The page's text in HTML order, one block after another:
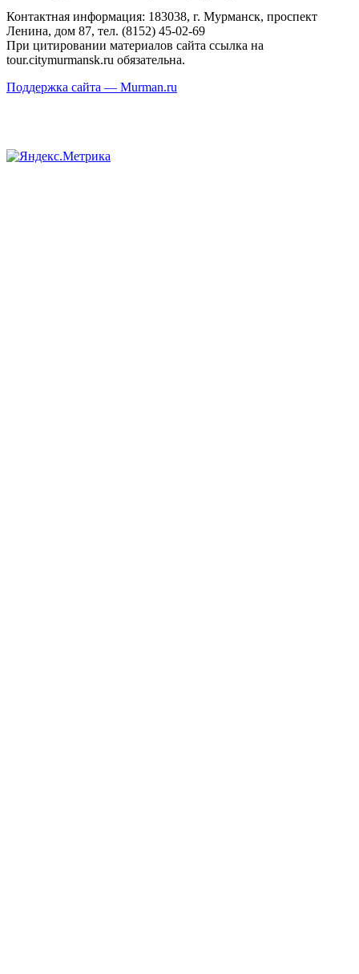
Контактная информация: 183038, г. Мурманск, проспект
Ленина, дом 87, тел. (8152) 45-02-69
При цитировании материалов сайта ссылка на
tour.citymurmansk.ru обязательна.
Поддержка сайта — Murman.ru